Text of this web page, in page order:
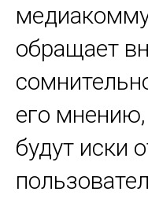
обращает
его
будут иски